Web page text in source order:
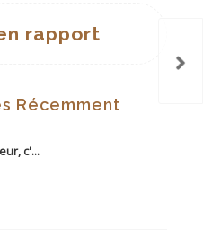
WISHLIST
rapport
Récemment
c'...